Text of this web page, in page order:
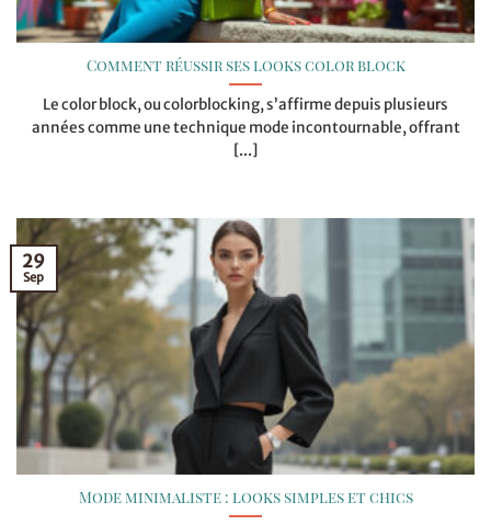
Comment réussir ses looks color block
Le color block, ou colorblocking, s’affirme depuis plusieurs
années comme une technique mode incontournable, offrant
[...]
Mode minimaliste : looks simples et chics
29
Sep